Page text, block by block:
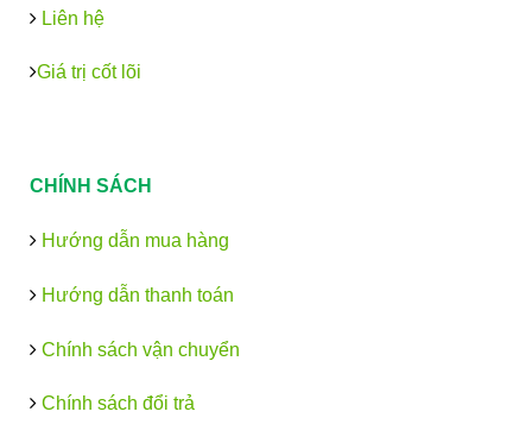
Liên hệ
Giá trị cốt lõi
CHÍNH SÁCH
Hướng dẫn mua hàng
Hướng dẫn thanh toán
Chính sách vận chuyển
Chính sách đổi trả